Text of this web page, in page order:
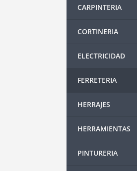
CARPINTERIA
CORTINERIA
ELECTRICIDAD
FERRETERIA
HERRAJES
HERRAMIENTAS
PINTURERIA